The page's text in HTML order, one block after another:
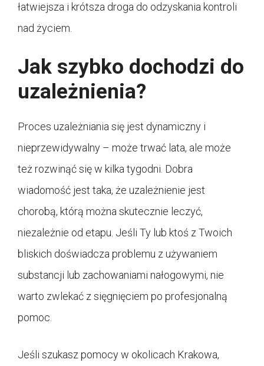
łatwiejsza i krótsza droga do odzyskania kontroli
nad życiem.
Jak szybko dochodzi do
uzależnienia?
Proces uzależniania się jest dynamiczny i
nieprzewidywalny – może trwać lata, ale może
też rozwinąć się w kilka tygodni. Dobra
wiadomość jest taka, że uzależnienie jest
chorobą, którą można skutecznie leczyć,
niezależnie od etapu. Jeśli Ty lub ktoś z Twoich
bliskich doświadcza problemu z używaniem
substancji lub zachowaniami nałogowymi, nie
warto zwlekać z sięgnięciem po profesjonalną
pomoc.
Jeśli szukasz pomocy w okolicach Krakowa,